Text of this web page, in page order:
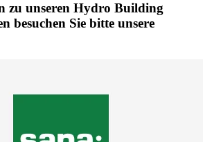
zu unseren Hydro Building
besuchen Sie bitte unsere